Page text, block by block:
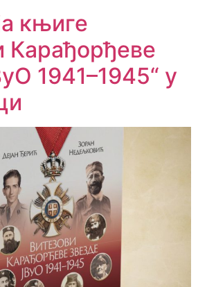
књиге
Карађорђеве
1941–1945“ у